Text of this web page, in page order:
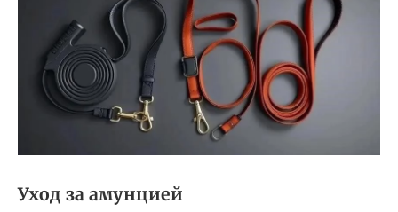
Уход за амунцией